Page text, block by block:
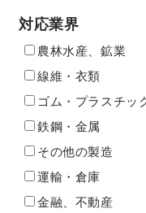
対応業界
農林水産、鉱業
線維・衣類
ゴム・プラスチッ
鉄鋼・金属
その他の製造
運輸・倉庫
金融、不動産